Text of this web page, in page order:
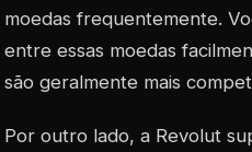
moedas frequentemente.
entre essas moedas
são geralmente mais
Por outro lado, a Revolut